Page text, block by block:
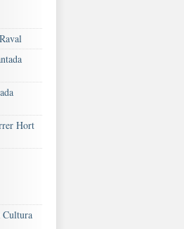
Hort
Cultura